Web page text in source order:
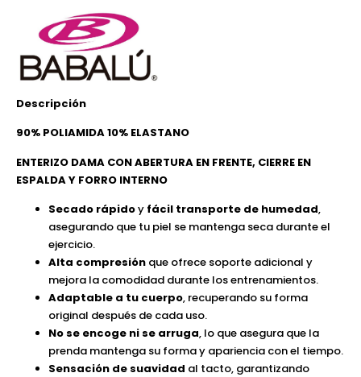
Descripción
90% POLIAMIDA 10% ELASTANO
ENTERIZO DAMA CON ABERTURA EN FRENTE, CIERRE EN
ESPALDA Y FORRO INTERNO
Secado rápidoy fácil transporte de humedad,
asegurando que tu piel se mantenga seca durante el
ejercicio.
Alta compresión que ofrece soporte adicional y
mejora la comodidad durante los entrenamientos.
Adaptable a tu cuerpo, recuperando su forma
original después de cada uso.
No se encoge ni se arruga, lo que asegura que la
prenda mantenga su forma y apariencia con el tiempo.
Sensación de suavidad al tacto, garantizando